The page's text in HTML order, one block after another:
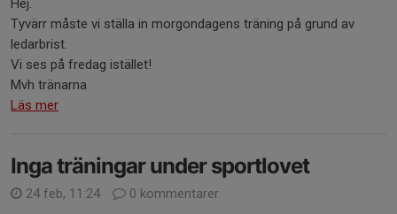
Hej.
Tyvärr måste vi ställa in morgondagens träning på grund av
ledarbrist.
Vi ses på fredag istället!
Mvh tränarna
Läs mer
Inga träningar under sportlovet
24 feb, 11:24
0 kommentarer